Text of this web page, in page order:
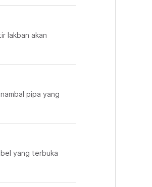
lakban akan
pipa yang
yang terbuka